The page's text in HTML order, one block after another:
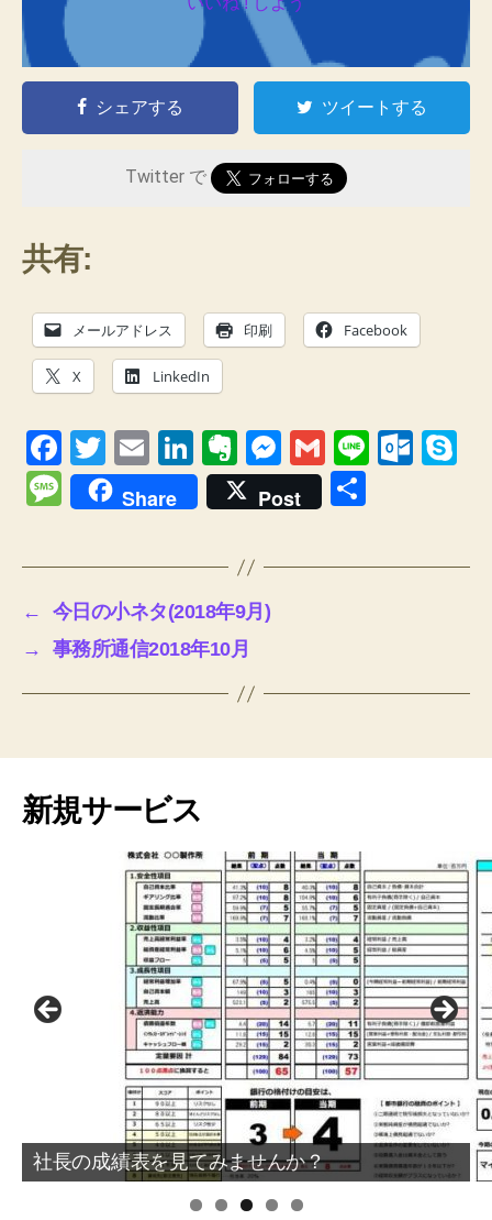
シェアする ツイートする
Twitter で
共有:
メールアドレス 印刷 Facebook
X LinkedIn
F
a
c
o
o
k
T
wi
tt
E
m
ail
Li
n
k
n
E
v
er
n
ot
e
M
e
ss
G
m
ail
Li
O
m
M
ss
a
g
e
Share Post
←
今日の小ネタ(2018年9月)
→
事務所通信2018年10月
新規サービス
社長の成績表を見てみませんか？